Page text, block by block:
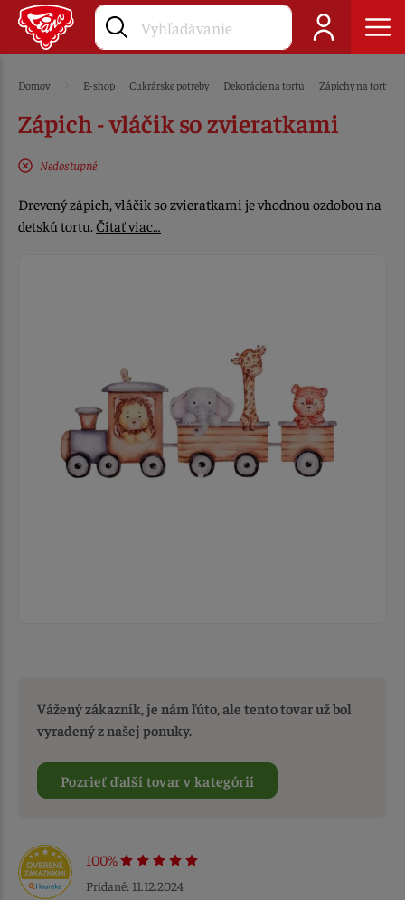
Domov E-shop Cukrárske potreby Dekorácie na tortu Zápichy na tortu
Zápich - vláčik so zvieratkami
Nedostupné
Drevený zápich, vláčik so zvieratkami je vhodnou ozdobou na
detskú tortu.Čítať viac…
Vážený zákazník, je nám ľúto, ale tento tovar už bol
vyradený z našej ponuky.
Pozrieť ďalší tovar v kategórií
100%
Pridané: 11.12.2024